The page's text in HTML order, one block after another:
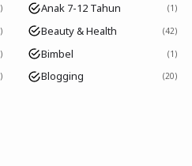
Anak 7-12 Tahun 1
Beauty & Health 42
Bimbel 1
Blogging 20